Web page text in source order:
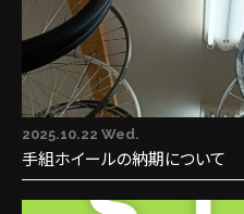
2025.10.22 Wed.
手組ホイールの納期について